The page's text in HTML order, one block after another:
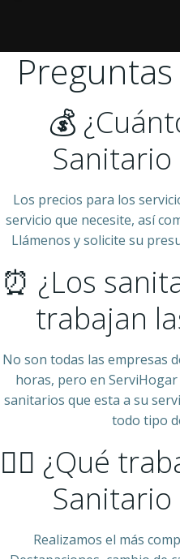
💰
Sanitario
Los precios para los
servicio que necesite, así
Llámenos y solicite su
⏰ ¿Los
trabajan
No son todas las empresas
horas, pero en
sanitarios que esta a su
todo tipo
👷‍♂️ ¿Qué
Sanitario
Realizamos el más